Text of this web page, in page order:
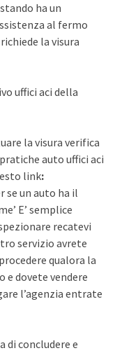
ha un
al fermo
la visura
uffici aci della
la visura verifica
auto uffici aci
link:
se un auto ha il
E’ semplice
recatevi
servizio avrete
qualora la
dovete vendere
l’agenzia entrate
di concludere e